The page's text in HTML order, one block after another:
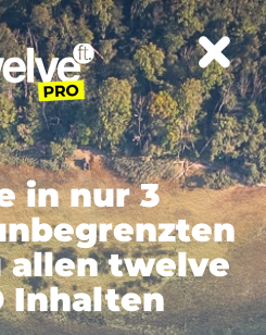
in nur 3
allen twelve
Inhalten